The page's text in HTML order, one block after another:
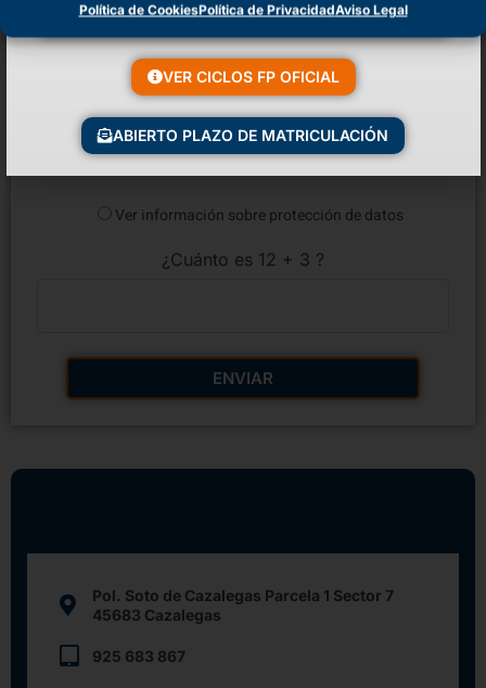
Política de CookiesPolítica de PrivacidadAviso Legal
Pol. Soto de Cazalegas Parcela 1 Sector 7
45683 Cazalegas
925 683 867
Déjanos tu CV (Sólo archivos PDF y máximo 4MB)
Ver información sobre protección de datos
¿Cuánto es 12 + 3 ?
VER CICLOS FP OFICIAL
ABIERTO PLAZO DE MATRICULACIÓN